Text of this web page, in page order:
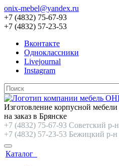
onix-mebel@yandex.ru
+7 (4832) 75-67-93
+7 (4832) 57-23-53
Вконтакте
Одноклассники
Livejournal
Instagram
Изготовление корпусной мебели
на заказ в Брянске
+7 (4832) 75-67-93 Советский р-н
+7 (4832) 57-23-53 Бежицкий р-н
Каталог